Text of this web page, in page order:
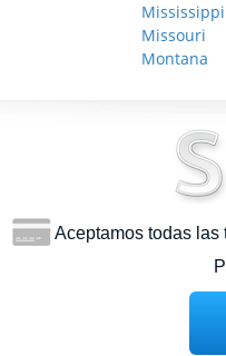
Mississippi
Missouri
Montana
Aceptamos todas las